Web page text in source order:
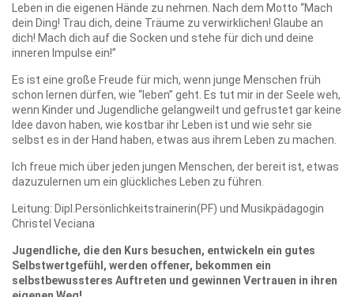
Leben in die eigenen Hände zu nehmen. Nach dem Motto “Mach
dein Ding! Trau dich, deine Träume zu verwirklichen! Glaube an
dich! Mach dich auf die Socken und stehe für dich und deine
inneren Impulse ein!”
Es ist eine große Freude für mich, wenn junge Menschen früh
schon lernen dürfen, wie “leben” geht. Es tut mir in der Seele weh,
wenn Kinder und Jugendliche gelangweilt und gefrustet gar keine
Idee davon haben, wie kostbar ihr Leben ist und wie sehr sie
selbst es in der Hand haben, etwas aus ihrem Leben zu machen.
Ich freue mich über jeden jungen Menschen, der bereit ist, etwas
dazuzulernen um ein glückliches Leben zu führen.
Leitung: Dipl.Persönlichkeitstrainerin(PF) und Musikpädagogin
Christel Veciana
Jugendliche, die den Kurs besuchen, entwickeln ein gutes
Selbstwertgefühl, werden offener, bekommen ein
selbstbewussteres Auftreten und gewinnen Vertrauen in ihren